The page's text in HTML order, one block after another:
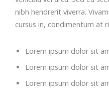
nibh hendrerit viverra.
cursus in, condimentum at
Lorem ipsum dolor sit
Lorem ipsum dolor sit
Lorem ipsum dolor sit